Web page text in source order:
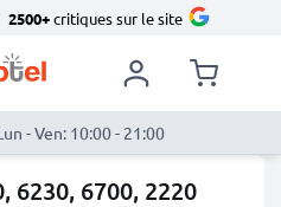
2500+critiques sur le site
- Ven: 10:00 - 21:00
6230, 6700, 2220